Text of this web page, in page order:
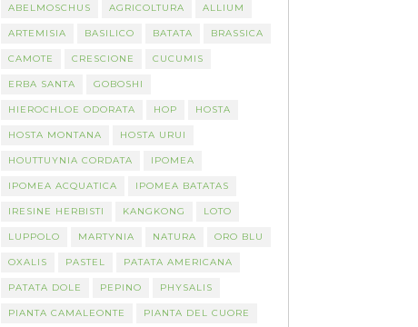
ABELMOSCHUS AGRICOLTURA ALLIUM
ARTEMISIA BASILICO BATATA BRASSICA
CAMOTE CRESCIONE CUCUMIS
ERBA SANTA GOBOSHI
HIEROCHLOE ODORATA HOP HOSTA
HOSTA MONTANA HOSTA URUI
HOUTTUYNIA CORDATA IPOMEA
IPOMEA ACQUATICA IPOMEA BATATAS
IRESINE HERBISTI KANGKONG LOTO
LUPPOLO MARTYNIA NATURA ORO BLU
OXALIS PASTEL PATATA AMERICANA
PATATA DOLE PEPINO PHYSALIS
PIANTA CAMALEONTE PIANTA DEL CUORE